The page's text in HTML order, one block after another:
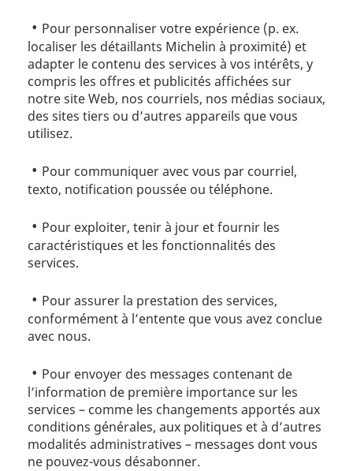
Pour personnaliser votre expérience (p. ex.
localiser les détaillants Michelin à proximité) et
adapter le contenu des services à vos intérêts, y
compris les offres et publicités affichées sur
notre site Web, nos courriels, nos médias sociaux,
des sites tiers ou d’autres appareils que vous
utilisez.
Pour communiquer avec vous par courriel,
texto, notification poussée ou téléphone.
Pour exploiter, tenir à jour et fournir les
caractéristiques et les fonctionnalités des
services.
Pour assurer la prestation des services,
conformément à l’entente que vous avez conclue
avec nous.
Pour envoyer des messages contenant de
l’information de première importance sur les
services – comme les changements apportés aux
conditions générales, aux politiques et à d’autres
modalités administratives – messages dont vous
ne pouvez-vous désabonner.